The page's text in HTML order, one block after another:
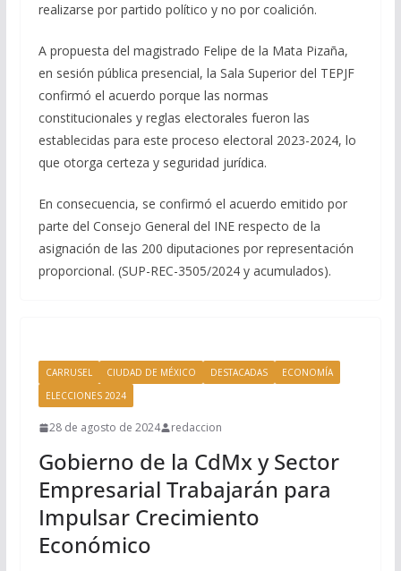
realizarse por partido político y no por coalición.
A propuesta del magistrado Felipe de la Mata Pizaña,
en sesión pública presencial, la Sala Superior del TEPJF
confirmó el acuerdo porque las normas
constitucionales y reglas electorales fueron las
establecidas para este proceso electoral 2023-2024, lo
que otorga certeza y seguridad jurídica.
En consecuencia, se confirmó el acuerdo emitido por
parte del Consejo General del INE respecto de la
asignación de las 200 diputaciones por representación
proporcional. (SUP-REC-3505/2024 y acumulados).
CARRUSEL CIUDAD DE MÉXICO DESTACADAS
ECONOMÍA
ELECCIONES 2024
28 de agosto de 2024 redaccion
Gobierno de la CdMx y Sector
Empresarial Trabajarán para
Impulsar Crecimiento
Económico